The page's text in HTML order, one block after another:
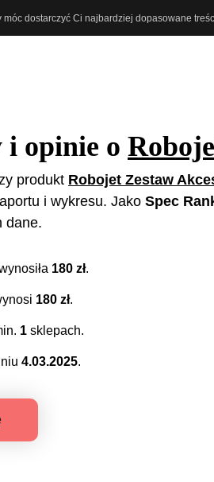
dostarczyć Ci najbardziej dopasowane
i opinie o
produkt Robojet Zestaw
i wykresu. Jako Spec
dane.
180 zł.
180 zł.
1 sklepach.
4.03.2025.